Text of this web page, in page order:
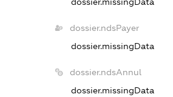
dossier.ndsPayer
dossier.missingData
dossier.ndsAnnul
dossier.missingData